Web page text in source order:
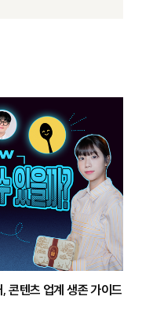
콘텐츠 업계 생존 가이드